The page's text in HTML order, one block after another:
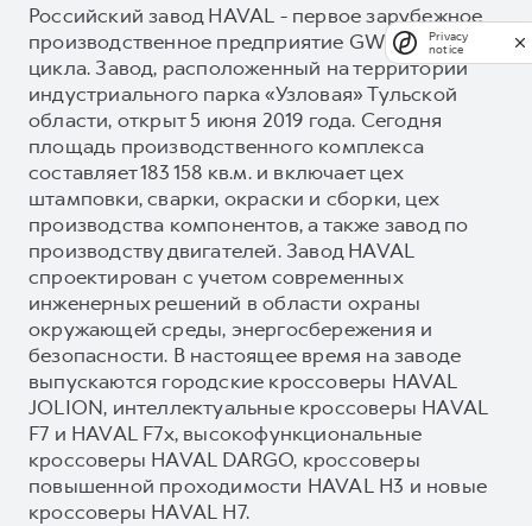
Российский завод HAVAL - первое зарубежное
производственное предприятие GWM полного
цикла. Завод, расположенный на территории
индустриального парка «Узловая» Тульской
области, открыт 5 июня 2019 года. Сегодня
площадь производственного комплекса
составляет 183 158 кв.м. и включает цех
штамповки, сварки, окраски и сборки, цех
производства компонентов, а также завод по
производству двигателей. Завод HAVAL
спроектирован с учетом современных
инженерных решений в области охраны
окружающей среды, энергосбережения и
безопасности. В настоящее время на заводе
выпускаются городские кроссоверы HAVAL
JOLION, интеллектуальные кроссоверы HAVAL
F7 и HAVAL F7x, высокофункциональные
кроссоверы HAVAL DARGO, кроссоверы
повышенной проходимости HAVAL H3 и новые
кроссоверы HAVAL H7.
Privacy
notice